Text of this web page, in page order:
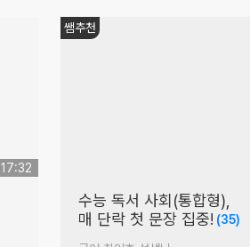
17:32
쌤추천
수능 독서 사회(통합형),
매 단락 첫 문장 집중! (35)